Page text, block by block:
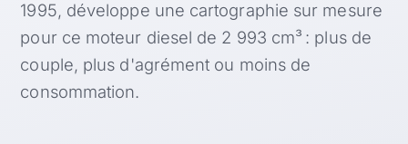
1995, développe une cartographie sur mesure
pour ce moteur diesel de 2 993 cm³ : plus de
couple, plus d'agrément ou moins de
consommation.